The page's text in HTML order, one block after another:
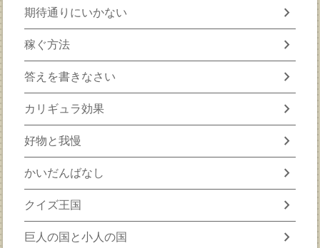
期待通りにいかない chevron_right
稼ぐ方法 chevron_right
答えを書きなさい chevron_right
カリギュラ効果 chevron_right
好物と我慢 chevron_right
かいだんばなし chevron_right
クイズ王国 chevron_right
巨人の国と小人の国 chevron_right